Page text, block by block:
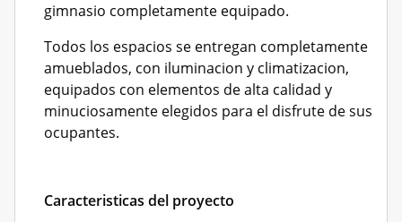
gimnasio completamente equipado.
Todos los espacios se entregan completamente
amueblados, con iluminacion y climatizacion,
equipados con elementos de alta calidad y
minuciosamente elegidos para el disfrute de sus
ocupantes.
Caracteristicas del proyecto